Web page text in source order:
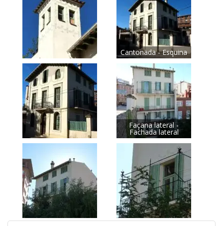
Cantonada - Esquina
Façana lateral -
Fachada lateral